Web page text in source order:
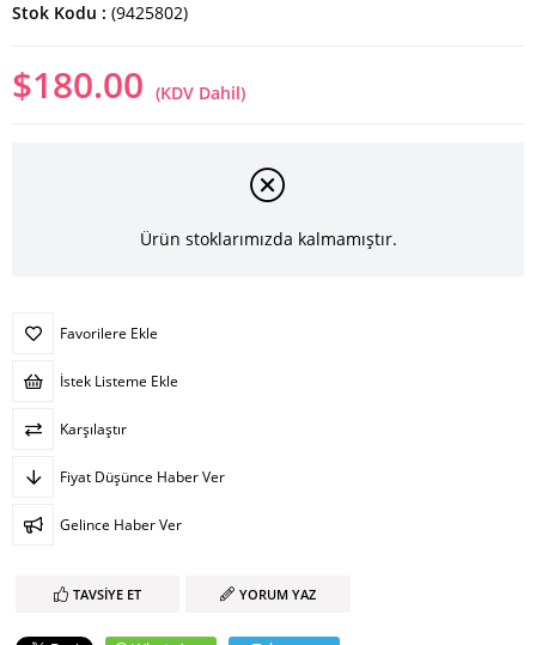
Stok Kodu (9425802)
$180.00 (KDV Dahil)
Ürün stoklarımızda kalmamıştır.
Favorilere Ekle
İstek Listeme Ekle
Karşılaştır
Fiyat Düşünce Haber Ver
Gelince Haber Ver
TAVSIYE ET YORUM YAZ